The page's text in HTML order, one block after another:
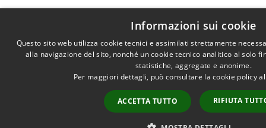
Informazioni sui cookie
Questo sito web utilizza cookie tecnici e assimilati strettamente
alla navigazione del sito, nonché un cookie tecnico analitico al solo
statistiche, aggregate e anonime.
Per maggiori dettagli, può consultare la cookie policy
ACCETTA TUTTO RIFIUTA